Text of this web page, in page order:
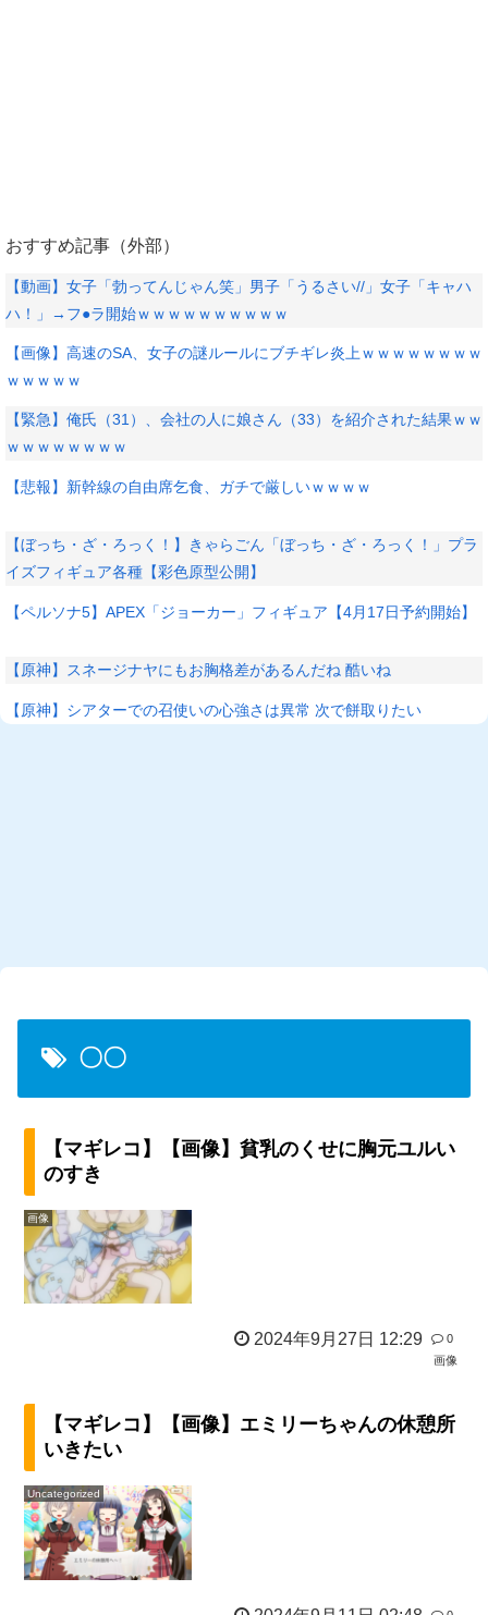
おすすめ記事（外部）
【動画】女子「勃ってんじゃん笑」男子「うるさい//」女子「キャハ
ハ！」→フ●ラ開始ｗｗｗｗｗｗｗｗｗｗ
【画像】高速のSA、女子の謎ルールにブチギレ炎上ｗｗｗｗｗｗｗｗ
ｗｗｗｗｗ
【緊急】俺氏（31）、会社の人に娘さん（33）を紹介された結果ｗｗ
ｗｗｗｗｗｗｗｗ
【悲報】新幹線の自由席乞食、ガチで厳しいｗｗｗｗ
【ぼっち・ざ・ろっく！】きゃらごん「ぼっち・ざ・ろっく！」プラ
イズフィギュア各種【彩色原型公開】
【ペルソナ5】APEX「ジョーカー」フィギュア【4月17日予約開始】
【原神】スネージナヤにもお胸格差があるんだね 酷いね
【原神】シアターでの召使いの心強さは異常 次で餅取りたい
〇〇
【マギレコ】【画像】貧乳のくせに胸元ユルい
のすき
画像
2024年9月27日 12:29
0
画像
【マギレコ】【画像】エミリーちゃんの休憩所
いきたい
Uncategorized